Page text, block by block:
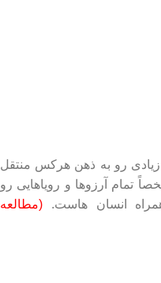
رو به ذهن هرکس منتقل
تمام آرزوها و رویاهایی رو
(مطالعه